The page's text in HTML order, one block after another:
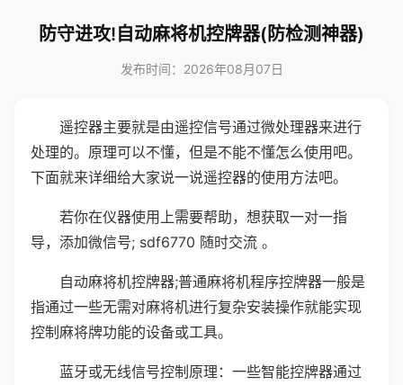
防守进攻!自动麻将机控牌器(防检测神器)
发布时间：2026年08月07日
遥控器主要就是由遥控信号通过微处理器来进行
处理的。原理可以不懂，但是不能不懂怎么使用吧。
下面就来详细给大家说一说遥控器的使用方法吧。
若你在仪器使用上需要帮助，想获取一对一指
导，添加微信号; sdf6770 随时交流 。
自动麻将机控牌器;普通麻将机程序控牌器一般是
指通过一些无需对麻将机进行复杂安装操作就能实现
控制麻将牌功能的设备或工具。
蓝牙或无线信号控制原理：一些智能控牌器通过